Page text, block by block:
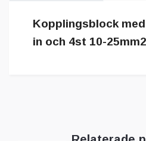
Kopplingsblock
in och 4st 10-